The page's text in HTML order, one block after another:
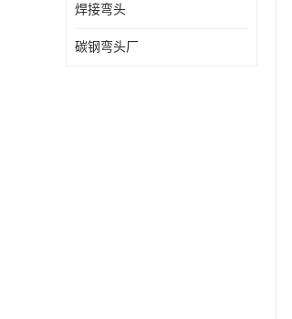
焊接弯头
碳钢弯头厂